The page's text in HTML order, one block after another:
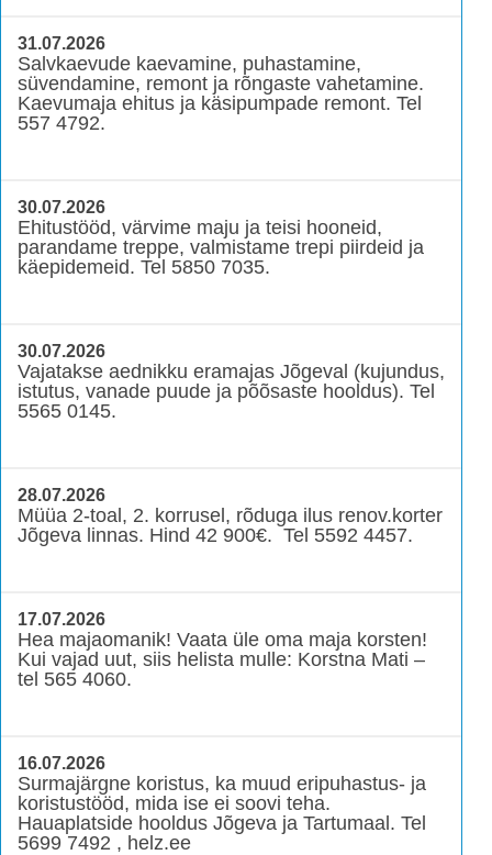
31.07.2026
Salvkaevude kaevamine, puhastamine,
süvendamine, remont ja rõngaste vahetamine.
Kaevumaja ehitus ja käsipumpade remont. Tel
557 4792.
30.07.2026
Ehitustööd, värvime maju ja teisi hooneid,
parandame treppe, valmistame trepi piirdeid ja
käepidemeid. Tel 5850 7035.
30.07.2026
Vajatakse aednikku eramajas Jõgeval (kujundus,
istutus, vanade puude ja põõsaste hooldus). Tel
5565 0145.
28.07.2026
Müüa 2-toal, 2. korrusel, rõduga ilus renov.korter
Jõgeva linnas. Hind 42 900€. Tel 5592 4457.
17.07.2026
Hea majaomanik! Vaata üle oma maja korsten!
Kui vajad uut, siis helista mulle: Korstna Mati –
tel 565 4060.
16.07.2026
Surmajärgne koristus, ka muud eripuhastus- ja
koristustööd, mida ise ei soovi teha.
Hauaplatside hooldus Jõgeva ja Tartumaal. Tel
5699 7492 , helz.ee